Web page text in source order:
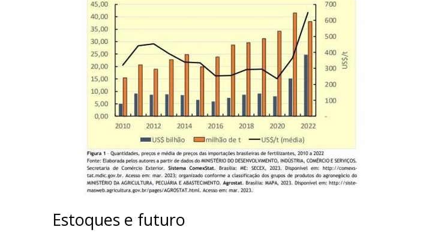
Estoques e futuro